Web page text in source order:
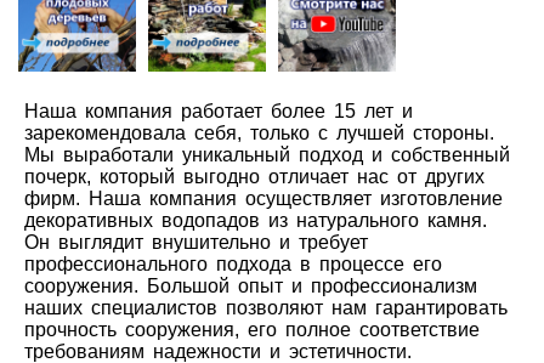
Наша компания работает более 15 лет и
зарекомендовала себя, только с лучшей стороны.
Мы выработали уникальный подход и собственный
почерк, который выгодно отличает нас от других
фирм. Наша компания осуществляет изготовление
декоративных водопадов из натурального камня.
Он выглядит внушительно и требует
профессионального подхода в процессе его
сооружения. Большой опыт и профессионализм
наших специалистов позволяют нам гарантировать
прочность сооружения, его полное соответствие
требованиям надежности и эстетичности.